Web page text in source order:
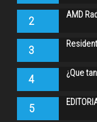
2 AMD
3
4 ¿Que
5